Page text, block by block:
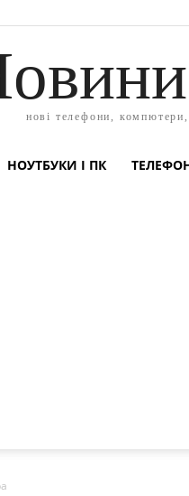
нові телефони,
НОУТБУКИ І ПК